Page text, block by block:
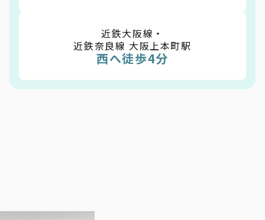
近鉄大阪線・
近鉄奈良線 大阪上本町駅
西へ徒歩4分